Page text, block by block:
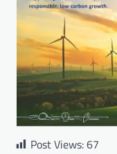
Post Views:67